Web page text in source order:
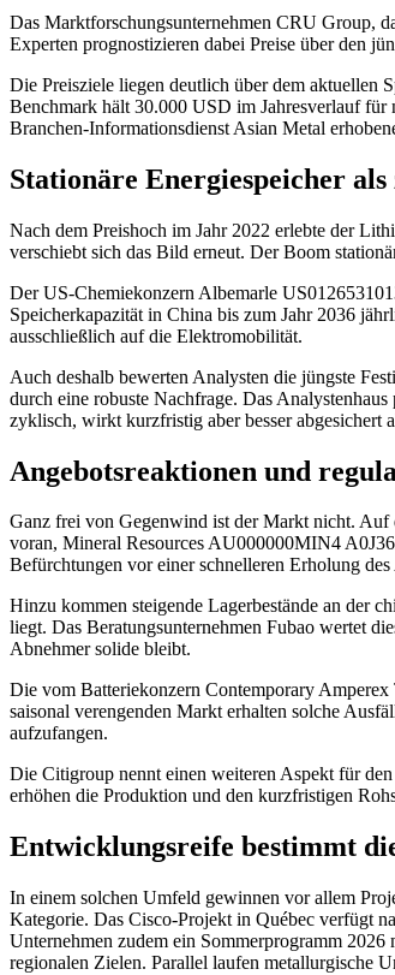
Das Marktforschungsunternehmen CRU Group,
Experten prognostizieren dabei Preise über den
Die Preisziele liegen deutlich über dem aktuellen
Benchmark hält 30.000 USD im Jahresverlauf
Branchen-Informationsdienst Asian Metal
Stationäre Energiespeicher
Nach dem Preishoch im Jahr 2022 erlebte der
verschiebt sich das Bild erneut. Der Boom
Der US-Chemiekonzern Albemarle
Speicherkapazität in China bis zum Jahr 2036
ausschließlich auf die Elektromobilität.
Auch deshalb bewerten Analysten die jüngste
durch eine robuste Nachfrage. Das
zyklisch, wirkt kurzfristig aber besser abgesichert
Angebotsreaktionen und
Ganz frei von Gegenwind ist der Markt nicht. Auf
voran, Mineral ResourcesAU000000MIN4
Befürchtungen vor einer schnelleren Erholung
Hinzu kommen steigende Lagerbestände an der
liegt. Das Beratungsunternehmen Fubao wertet
Abnehmer solide bleibt.
Die vom Batteriekonzern Contemporary Amperex
saisonal verengenden Markt erhalten solche
aufzufangen.
Die Citigroup nennt einen weiteren Aspekt für
erhöhen die Produktion und den kurzfristigen
Entwicklungsreife bestimmt
In einem solchen Umfeld gewinnen vor allem
Kategorie. Das Cisco-Projekt in Québec verfügt
Unternehmen zudem ein Sommerprogramm
regionalen Zielen. Parallel laufen metallurgische